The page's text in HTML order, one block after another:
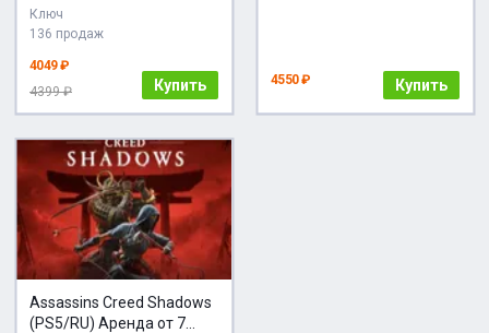
СНГ/TR
Ключ
136 продаж
4049 ₽
4399 ₽
Купить 4550 ₽ Купить
Assassins Creed Shadows
(PS5/RU) Аренда от 7